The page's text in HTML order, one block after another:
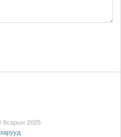
6сарын 2025